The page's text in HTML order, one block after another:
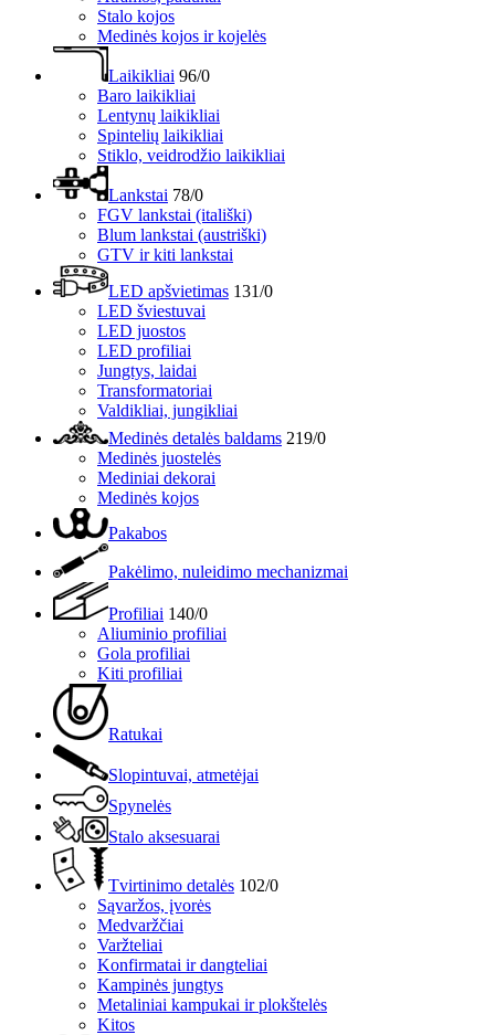
Stalo kojos
Medinės kojos ir kojelės
Laikikliai 96/0
Baro laikikliai
Lentynų laikikliai
Spintelių laikikliai
Stiklo, veidrodžio laikikliai
Lankstai 78/0
FGV lankstai (itališki)
Blum lankstai (austriški)
GTV ir kiti lankstai
LED apšvietimas 131/0
LED šviestuvai
LED juostos
LED profiliai
Jungtys, laidai
Transformatoriai
Valdikliai, jungikliai
Medinės detalės baldams 219/0
Medinės juostelės
Mediniai dekorai
Medinės kojos
Pakabos
Pakėlimo, nuleidimo mechanizmai
Profiliai 140/0
Aliuminio profiliai
Gola profiliai
Kiti profiliai
Ratukai
Slopintuvai, atmetėjai
Spynelės
Stalo aksesuarai
Tvirtinimo detalės 102/0
Sąvaržos, įvorės
Medvaržčiai
Varžteliai
Konfirmatai ir dangteliai
Kampinės jungtys
Metaliniai kampukai ir plokštelės
Kitos